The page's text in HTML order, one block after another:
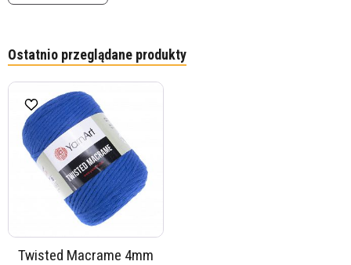
Ostatnio przeglądane produkty
Twisted Macrame 4mm